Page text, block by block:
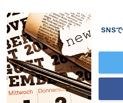
SNS